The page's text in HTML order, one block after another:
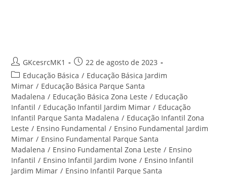
Autor
do
post:
GKcesrcMK1
Post
publicado:
22 de agosto de 2023
Categoria
do
post:
Educação Básica / Educação Básica Jardim
Mimar / Educação Básica Parque Santa
Madalena / Educação Básica Zona Leste / Educação
Infantil / Educação Infantil Jardim Mimar / Educação
Infantil Parque Santa Madalena / Educação Infantil Zona
Leste / Ensino Fundamental / Ensino Fundamental Jardim
Mimar / Ensino Fundamental Parque Santa
Madalena / Ensino Fundamental Zona Leste / Ensino
Infantil / Ensino Infantil Jardim Ivone / Ensino Infantil
Jardim Mimar / Ensino Infantil Parque Santa